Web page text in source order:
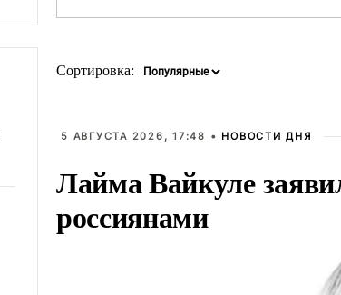
Сортировка:
5 АВГУСТА 2026, 17:48 • НОВОСТИ ДНЯ
Лайма Вайкуле
россиянами